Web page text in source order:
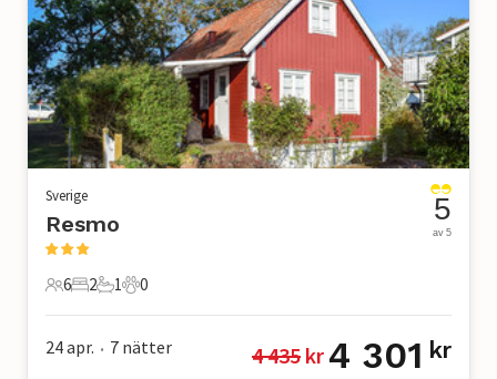
Sverige
Resmo
6 Gäster
6
2 Sovrum
2
1 Badrum
1
0 Husdjur
0
5
av 5
24 apr. • 7 nätter 4 435 kr 4 301 kr